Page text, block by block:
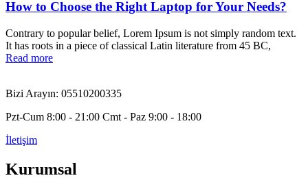
How to Choose the Right Laptop for Your Needs?
Contrary to popular belief, Lorem Ipsum is not simply random text.
It has roots in a piece of classical Latin literature from 45 BC,
Read more
Bizi Arayın: 05510200335
Pzt-Cum 8:00 - 21:00 Cmt - Paz 9:00 - 18:00
İletişim
Kurumsal